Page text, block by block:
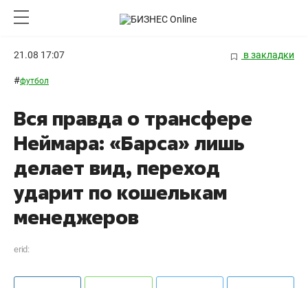
21.08 17:07 в закладки
#футбол
Вся правда о трансфере
Неймара: «Барса» лишь
делает вид, переход
ударит по кошелькам
менеджеров
erid: